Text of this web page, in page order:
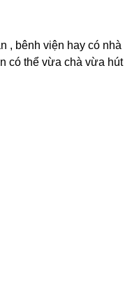
, bênh viện hay có nhà
có thể vừa chà vừa hút